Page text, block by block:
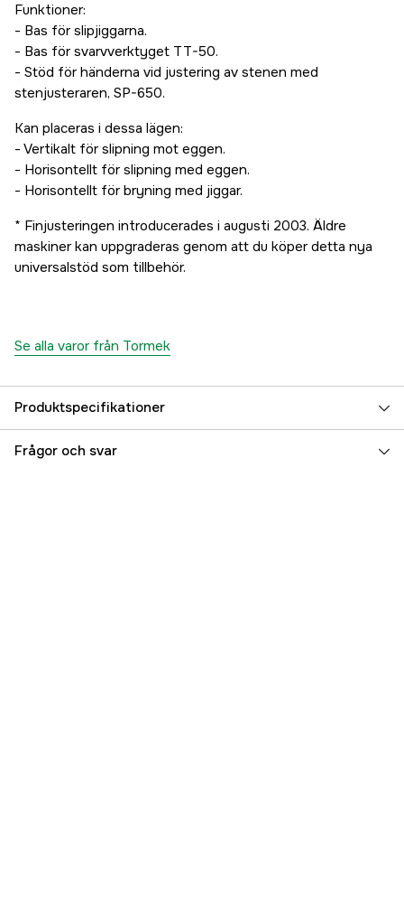
Funktioner:
- Bas för slipjiggarna.
- Bas för svarvverktyget TT-50.
- Stöd för händerna vid justering av stenen med
stenjusteraren, SP-650.
Kan placeras i dessa lägen:
- Vertikalt för slipning mot eggen.
- Horisontellt för slipning med eggen.
- Horisontellt för bryning med jiggar.
* Finjusteringen introducerades i augusti 2003. Äldre
maskiner kan uppgraderas genom att du köper detta nya
universalstöd som tillbehör.
Se alla varor från Tormek
Produktspecifikationer
Referensnummer 4000029111
Frågor och svar